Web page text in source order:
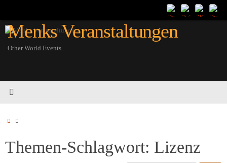
springen
Menks Veranstaltungen
Other World Events...
Startseite
Themen-Schlagwort: Lizenz